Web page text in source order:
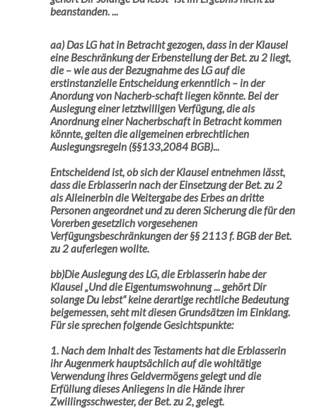
beanstanden. ...
aa) Das LG hat in Betracht gezogen, dass in der Klausel
eine Beschränkung der Erbenstellung der Bet. zu 2 liegt,
die – wie aus der Bezugnahme des LG auf die
erstinstanzielle Entscheidung erkenntlich – in der
Anordung von Nacherb-schaft liegen könnte. Bei der
Auslegung einer letztwilligen Verfügung, die als
Anordnung einer Nacherbschaft in Betracht kommen
könnte, gelten die allgemeinen erbrechtlichen
Auslegungsregeln (§§133,2084 BGB)...
Entscheidend ist, ob sich der Klausel entnehmen lässt,
dass die Erblasserin nach der Einsetzung der Bet. zu 2
als Alleinerbin die Weitergabe des Erbes an dritte
Personen angeordnet und zu deren Sicherung die für den
Vorerben gesetzlich vorgesehenen
Verfügungsbeschränkungen der §§ 2113 f. BGB der Bet.
zu 2 auferlegen wollte.
bb)Die Auslegung des LG, die Erblasserin habe der
Klausel „Und die Eigentumswohnung ... gehört Dir
solange Du lebst“ keine derartige rechtliche Bedeutung
beigemessen, seht mit diesen Grundsätzen im Einklang.
Für sie sprechen folgende Gesichtspunkte:
1. Nach dem Inhalt des Testaments hat die Erblasserin
ihr Augenmerk hauptsächlich auf die wohltätige
Verwendung ihres Geldvermögens gelegt und die
Erfüllung dieses Anliegens in die Hände ihrer
Zwillingsschwester, der Bet. zu 2, gelegt.